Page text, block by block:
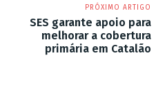
PRÓXIMO ARTIGO
SES garante apoio para
melhorar a cobertura
primária em Catalão